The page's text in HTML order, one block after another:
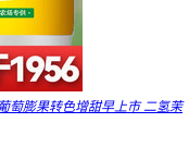
萄膨果转色增甜早上市 二氢茉